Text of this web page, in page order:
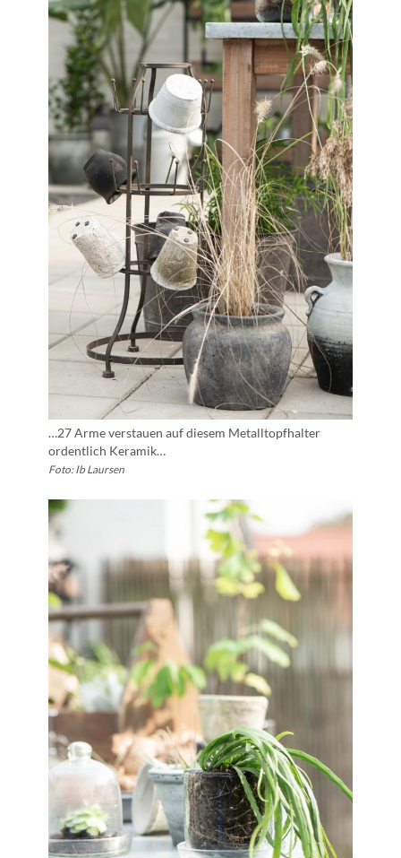
…27 Arme verstauen auf diesem Metalltopfhalter
ordentlich Keramik…
Foto: Ib Laursen